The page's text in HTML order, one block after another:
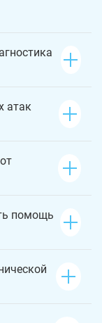
атак
помощь